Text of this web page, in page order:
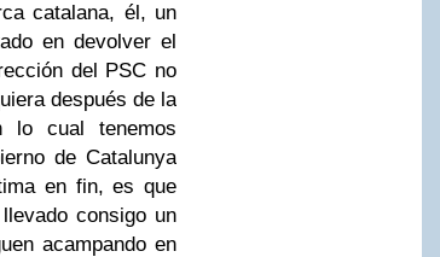
catalana, él, un
en devolver el
del PSC no
después de la
lo cual tenemos
de Catalunya
en fin, es que
consigo un
acampando en